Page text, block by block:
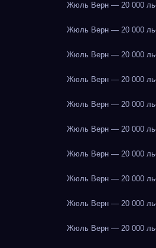
Жюль Верн — 20 000
Жюль Верн — 20 000
Жюль Верн — 20 000
Жюль Верн — 20 000
Жюль Верн — 20 000
Жюль Верн — 20 000
Жюль Верн — 20 000
Жюль Верн — 20 000
Жюль Верн — 20 000
Жюль Верн — 20 000